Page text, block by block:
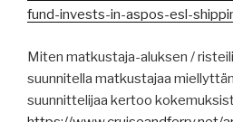
fund-invests-in-aspos-esl-
Miten matkustaja-aluksen /
suunnitella matkustajaa
suunnittelijaa kertoo